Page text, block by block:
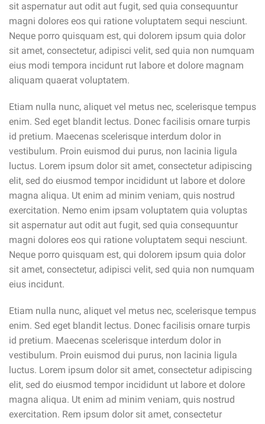
sit aspernatur aut odit aut fugit, sed quia consequuntur
magni dolores eos qui ratione voluptatem sequi nesciunt.
Neque porro quisquam est, qui dolorem ipsum quia dolor
sit amet, consectetur, adipisci velit, sed quia non numquam
eius modi tempora incidunt rut labore et dolore magnam
aliquam quaerat voluptatem.
Etiam nulla nunc, aliquet vel metus nec, scelerisque tempus
enim. Sed eget blandit lectus. Donec facilisis ornare turpis
id pretium. Maecenas scelerisque interdum dolor in
vestibulum. Proin euismod dui purus, non lacinia ligula
luctus. Lorem ipsum dolor sit amet, consectetur adipiscing
elit, sed do eiusmod tempor incididunt ut labore et dolore
magna aliqua. Ut enim ad minim veniam, quis nostrud
exercitation. Nemo enim ipsam voluptatem quia voluptas
sit aspernatur aut odit aut fugit, sed quia consequuntur
magni dolores eos qui ratione voluptatem sequi nesciunt.
Neque porro quisquam est, qui dolorem ipsum quia dolor
sit amet, consectetur, adipisci velit, sed quia non numquam
eius incidunt.
Etiam nulla nunc, aliquet vel metus nec, scelerisque tempus
enim. Sed eget blandit lectus. Donec facilisis ornare turpis
id pretium. Maecenas scelerisque interdum dolor in
vestibulum. Proin euismod dui purus, non lacinia ligula
luctus. Lorem ipsum dolor sit amet, consectetur adipiscing
elit, sed do eiusmod tempor incididunt ut labore et dolore
magna aliqua. Ut enim ad minim veniam, quis nostrud
exercitation. Rem ipsum dolor sit amet, consectetur